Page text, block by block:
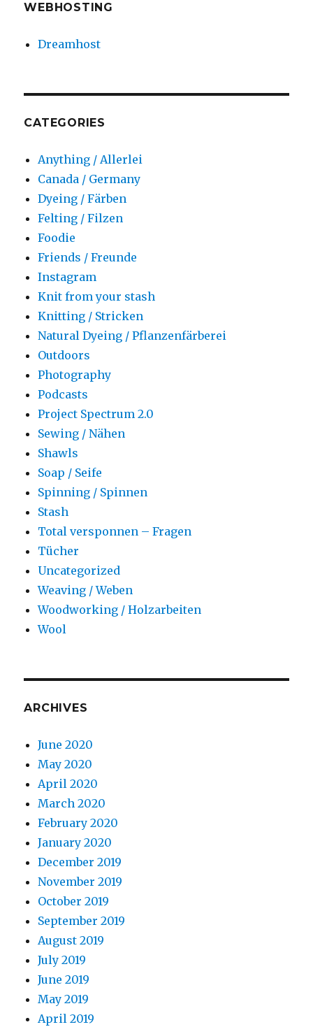
WEBHOSTING
Dreamhost
CATEGORIES
Anything / Allerlei
Canada / Germany
Dyeing / Färben
Felting / Filzen
Foodie
Friends / Freunde
Instagram
Knit from your stash
Knitting / Stricken
Natural Dyeing / Pflanzenfärberei
Outdoors
Photography
Podcasts
Project Spectrum 2.0
Sewing / Nähen
Shawls
Soap / Seife
Spinning / Spinnen
Stash
Total versponnen – Fragen
Tücher
Uncategorized
Weaving / Weben
Woodworking / Holzarbeiten
Wool
ARCHIVES
June 2020
May 2020
April 2020
March 2020
February 2020
January 2020
December 2019
November 2019
October 2019
September 2019
August 2019
July 2019
June 2019
May 2019
April 2019